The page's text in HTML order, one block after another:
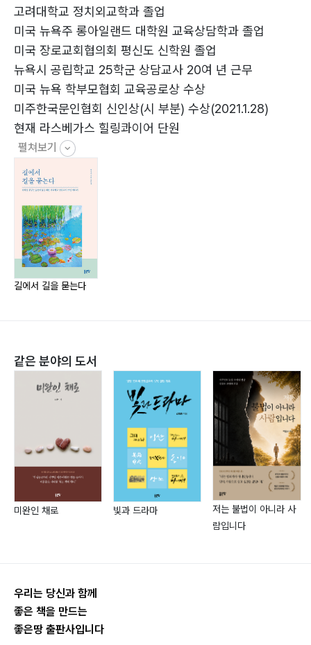
4) 내가 본 뉴욕시 교육 현장의 변화 … 82
제2부 학생들의 반성문
“나는 악기를 잘 불러서 좋은 대학 가는 게 꿈이다”/Hana
Hong … 88
“죄송드립니다”/Young Lee … 89
“영어만 잘할 수 있다면…”/Timothy Kim … 90
“아이들 얼굴만 봐도 무서워요”/Jane Jun … 92
“미국에서 보라는 듯이 살고 싶은데…”/Jenifer Choi …
94
“한 번만 봐주시면 잘할 수 있어요”/Jane Lee … 96
“졸업을 못 하면 어떻게 될까?”/Naomi kim … 97
“다시는 담배 피우지 않겠습니다”/Eugene Lee … 98
“공부에만 열중하겠습니다”/Sang Chul Son … 99
제3부 시
과잉보호 … 108
힘겨운 하루하루 … 111
우리는 해낼 수 있을까요? … 113
집 나간 우리 아이 … 115
아들의 편지 … 117
내 나이 육십에 … 119
인생의 뒤안길에서 … 126
기댈 수 있는 벽 … 128
그냥 저냥 … 130
고려대학교 정치외교학과 졸업
미국 뉴욕주 롱아일랜드 대학원 교육상담학과 졸업
미국 장로교회협의회 평신도 신학원 졸업
뉴욕시 공립학교 25학군 상담교사 20여 년 근무
미국 뉴욕 학부모협회 교육공로상 수상
미주한국문인협회 신인상(시 부분) 수상(2021.1.28)
현재 라스베가스 힐링콰이어 단원
펼쳐보기
길에서 길을 묻는다
같은 분야의 도서
미완인 채로 빛과 드라마
저는 불법이 아니라 사
람입니다
우리는 당신과 함께
좋은 책을 만드는
좋은땅 출판사입니다